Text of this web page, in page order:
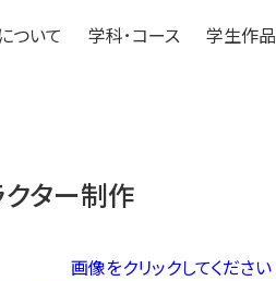
ついて 学科･コース 学生作品
クター制作
画像をクリックしてください